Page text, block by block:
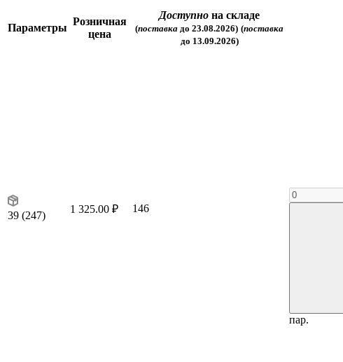
Параметры
Розничная
цена
Доступно на складе
(поставка до 23.08.2026) (поставка
до 13.09.2026)
39 (247)
1 325.00 ₽ 146
пар.